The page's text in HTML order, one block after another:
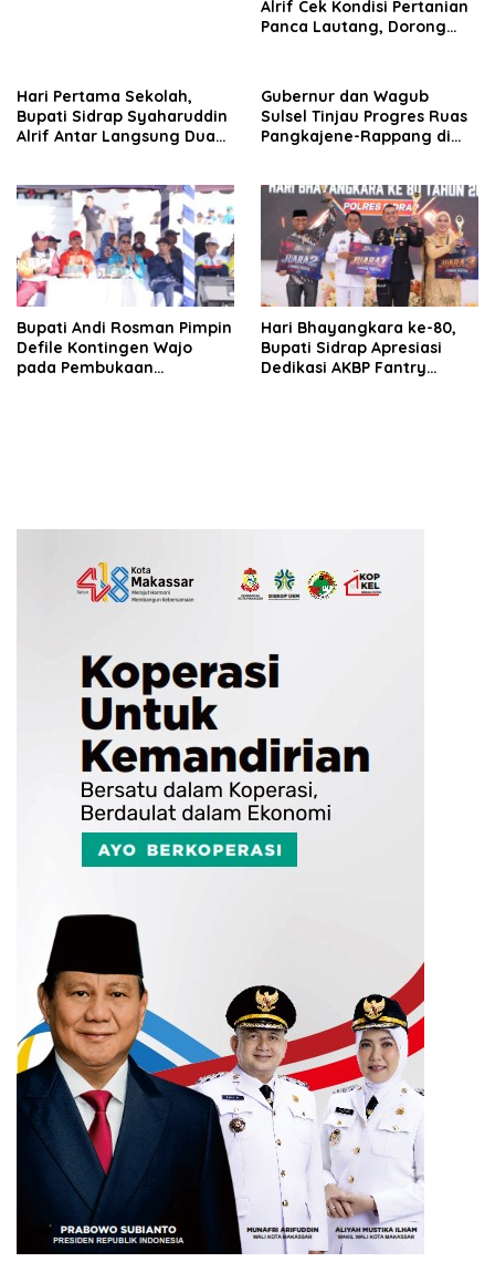
Alrif Cek Kondisi Pertanian
Panca Lautang, Dorong
Hari Pertama Sekolah,
Bupati Sidrap Syaharuddin
Alrif Antar Langsung Dua
Gubernur dan Wagub
Sulsel Tinjau Progres Ruas
Pangkajene-Rappang di
Ekonomi Warga
Bupati Andi Rosman Pimpin
Defile Kontingen Wajo
pada Pembukaan
Hari Bhayangkara ke-80,
Bupati Sidrap Apresiasi
Dedikasi AKBP Fantry